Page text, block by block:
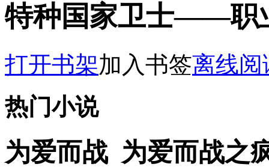
特种国家卫士——职
打开书架加入书签离线阅
热门小说
为爱而战 为爱而战之